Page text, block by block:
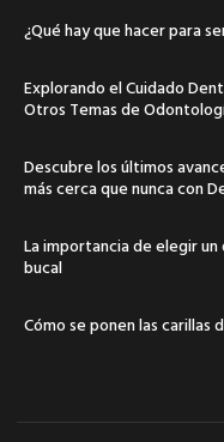
¿Qué hay que hacer para
Explorando el Cuidado
Otros Temas de
Descubre los últimos
más cerca que nunca con
La importancia de elegir
bucal
Cómo se ponen las carillas